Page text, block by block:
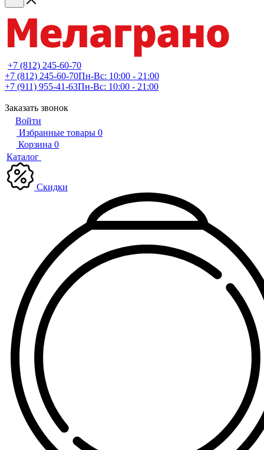
+7 (812) 245-60-70
+7 (812) 245-60-70Пн-Вс: 10:00 - 21:00
+7 (911) 955-41-63Пн-Вс: 10:00 - 21:00
Заказать звонок
Войти
Избранные товары 0
Корзина 0
Каталог
Скидки